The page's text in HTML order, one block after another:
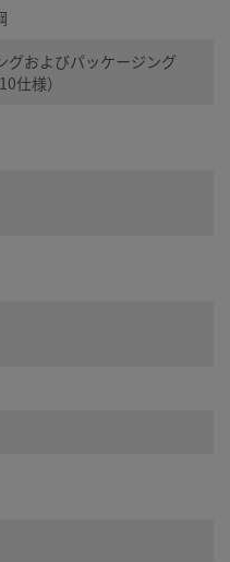
グおよびパッケージング
仕様）